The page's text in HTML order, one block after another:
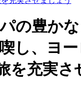
の豊か
し、ヨ
を充実さ